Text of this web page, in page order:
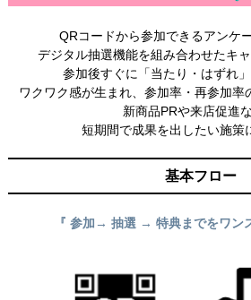
QRコードから参加できるアンケ
デジタル抽選機能を組み合わせたキ
参加後すぐに「当たり・はずれ」
ワクワク感が生まれ、参加率・再参加率
新商品PRや来店促進な
短期間で成果を出したい施策
基本フロー
『 参加→ 抽選 → 特典までをワン